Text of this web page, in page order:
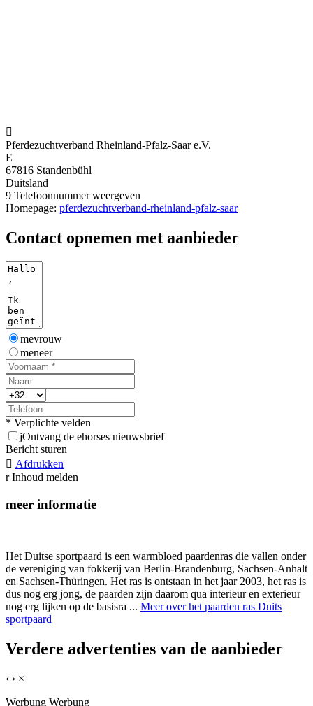

Pferdezuchtverband Rheinland-Pfalz-Saar e.V.
E
67816 Standenbühl
Duitsland
9 Telefoonnummer weergeven
Homepage: pferdezuchtverband-rheinland-pfalz-saar
Contact opnemen met aanbieder
mevrouw
meneer
* Verplichte velden
jOntvang de ehorses nieuwsbrief
Bericht sturen
 Afdrukken
r Inhoud melden
meer informatie
Het Duitse sportpaard is een warmbloed paardenras die vallen onder
de vereniging van fokkerij van Berlin-Brandenburg, Sachsen-Anhalt
en Sachsen-Thüringen. Het ras is ontstaan in het jaar 2003, het ras is
dus nog erg jong, de paarden zijn daarom qua interieur en exterieur
nog erg lijken op de basisra ... Meer over het paarden ras Duits
sportpaard
Verdere advertenties van de aanbieder
‹ › ×
Werbung Werbung